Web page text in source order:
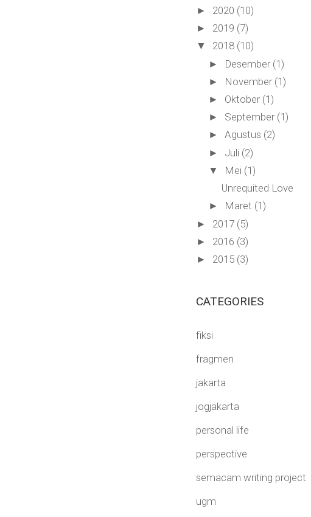
► 2020 (10)
► 2019 (7)
▼ 2018 (10)
► Desember (1)
► November (1)
► Oktober (1)
► September (1)
►Agustus (2)
► Juli (2)
▼ Mei (1)
Unrequited Love
► Maret (1)
► 2017 (5)
► 2016 (3)
► 2015 (3)
CATEGORIES
fiksi
fragmen
jakarta
jogjakarta
personal life
perspective
semacam writing project
ugm